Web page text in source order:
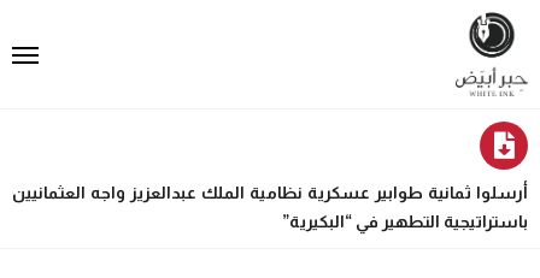
أرسلوا ثمانية طوابير عسكرية نظامية الملك عبدالعزيز واجه العثمانيين
باستراتيجية التطهير في “البكيرية”